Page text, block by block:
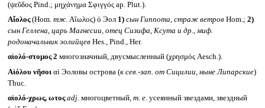
(ψεῦδος Pind.; μηχάνημα Σφιγγός ap. Plut.).
Αἴολος(Hom. тж. Αἴωλος) ὁ Эол 1) сын Гиппота, страж ветровHom.; 2)
сын Геллена, царь Магнесии, отец Сизифа, Ксута и др., миф.
родоначальник эолийцевHes., Pind., Her.
αἰολό-στομος 2 многозначный, двусмысленный (χρησμός Aesch.).
Αἰόλου νῆσοι αἱ Эоловы острова (к сев.-зап. от Сицилии, ныне Липарские)
Thuc.
αἰολό-χρως, ωτοςadj. многоцветный, т. е. усеянный звездами, звездный